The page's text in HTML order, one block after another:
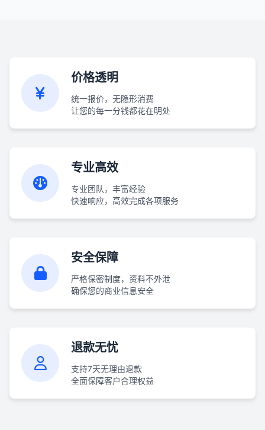
价格透明
统一报价，无隐形消费
让您的每一分钱都花在明处
专业高效
专业团队，丰富经验
快速响应，高效完成各项服务
安全保障
严格保密制度，资料不外泄
确保您的商业信息安全
退款无忧
支持7天无理由退款
全面保障客户合理权益